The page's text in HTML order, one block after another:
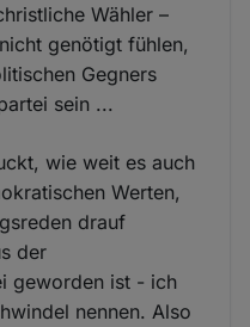
Wähler –
genötigt fühlen,
Gegners
sein ...
wie weit es auch
Werten,
drauf
der
geworden ist - ich
nennen. Also